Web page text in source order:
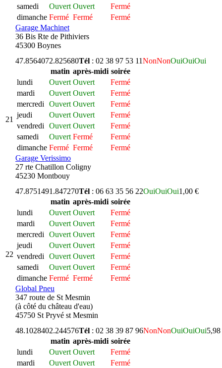
samedi
Ouvert Ouvert
Fermé
dimanche Fermé Fermé
Fermé
Garage Machinet
36 Bis Rte de Pithiviers
45300 Boynes
21
47.8564072.825680Tél : 02 38 97 53 11NonNonOuiOuiOui
matin après-midi soirée
lundi
Ouvert Ouvert
Fermé
mardi
Ouvert Ouvert
Fermé
mercredi
Ouvert Ouvert
Fermé
jeudi
Ouvert Ouvert
Fermé
vendredi
Ouvert Ouvert
Fermé
samedi
Ouvert Fermé
Fermé
dimanche Fermé Fermé
Fermé
Garage Verissimo
27 rte Chatillon Coligny
45230 Montbouy
22
47.8751491.847270Tél : 06 63 35 56 22OuiOuiOui1,00 €
matin après-midi soirée
lundi
Ouvert Ouvert
Fermé
mardi
Ouvert Ouvert
Fermé
mercredi
Ouvert Ouvert
Fermé
jeudi
Ouvert Ouvert
Fermé
vendredi
Ouvert Ouvert
Fermé
samedi
Ouvert Ouvert
Fermé
dimanche Fermé Fermé
Fermé
Global Pneu
347 route de St Mesmin
(à côté du château d'eau)
45750 St Pryvé st Mesmin
48.1028402.244576Tél : 02 38 39 87 96NonNonOuiOuiOui5,98
matin après-midi soirée
lundi
Ouvert Ouvert
Fermé
mardi
Ouvert Ouvert
Fermé